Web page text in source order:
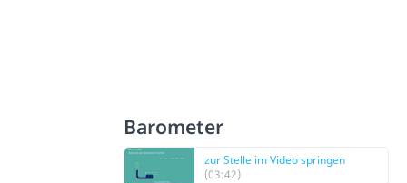
Barometer
zur Stelle im Video springen
(03:42)